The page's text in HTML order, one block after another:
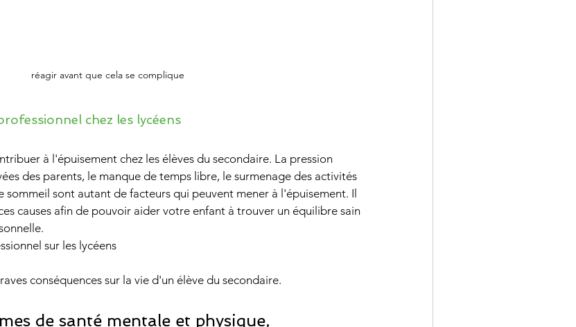
réagir avant que cela se complique
chez les lycéens
à l'épuisement chez les élèves du secondaire. La pression
des parents, le manque de temps libre, le surmenage des activités
sommeil sont autant de facteurs qui peuvent mener à l'épuisement. Il
causes afin de pouvoir aider votre enfant à trouver un équilibre sain
sur les lycéens
conséquences sur la vie d'un élève du secondaire.